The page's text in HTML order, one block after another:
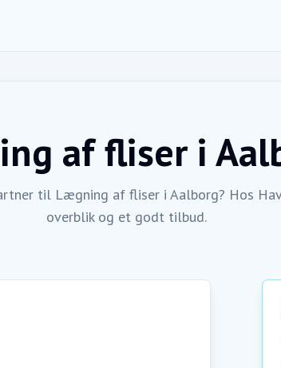
af fliseri
til Lægning af fliser i Aalborg? Hos
overblik og et godt tilbud.